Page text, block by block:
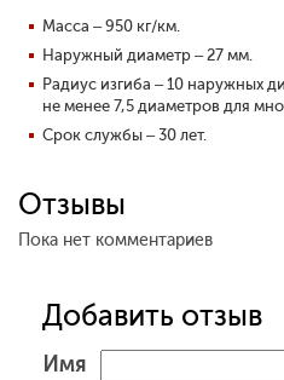
Масса – 950 кг/км.
Наружный диаметр – 27 мм.
Радиус изгиба – 10 наружных
не менее 7,5 диаметров для
Срок службы – 30 лет.
Отзывы
Пока нет комментариев
Добавить отзыв
Имя